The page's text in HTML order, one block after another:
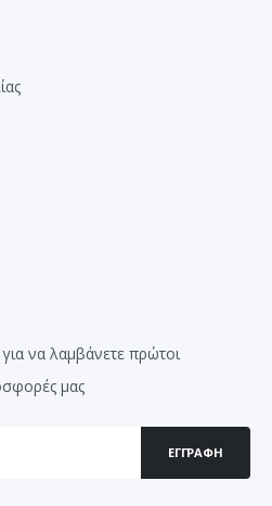
να λαμβάνετε πρώτοι
μας
ΕΓΓΡΑΦΉ